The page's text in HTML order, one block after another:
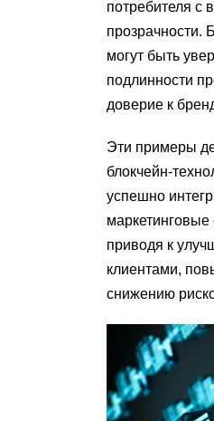
потребителя с
прозрачности.
могут быть
подлинности
доверие к
Эти примеры
блокчейн-
успешно
маркетинговые
приводя к
клиентами,
снижению